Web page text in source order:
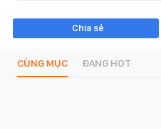
Chia sẻ
CÙNG MỤC ĐANG HOT